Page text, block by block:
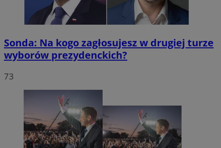
Sonda: Na kogo zagłosujesz w drugiej turze
wyborów prezydenckich?
73